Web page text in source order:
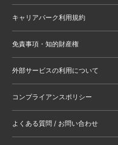
キャリアパーク利用規約
免責事項・知的財産権
外部サービスの利用について
コンプライアンスポリシー
よくある質問 / お問い合わせ